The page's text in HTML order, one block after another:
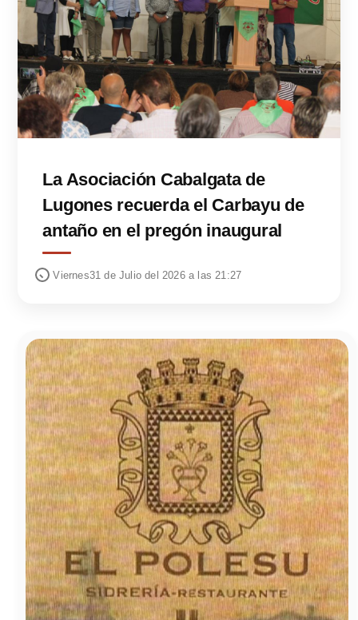
La Asociación Cabalgata de
Lugones recuerda el Carbayu de
antaño en el pregón inaugural
Viernes31 de Julio del 2026 a las 21:27